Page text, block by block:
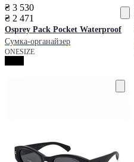
₴ 3 530
₴ 2 471
Osprey Pack Pocket Waterproof
Сумка-органайзер
ONESIZE